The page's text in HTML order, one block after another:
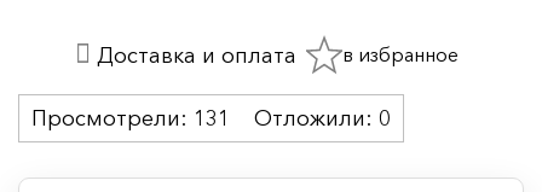
Просмотрели: 131 Отложили: 0
Доставка и оплата в избранное